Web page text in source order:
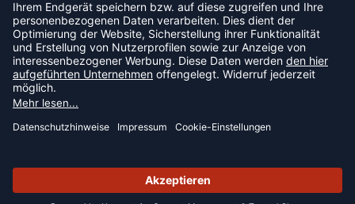
JETZT ANMELDEN
FOLLOW US